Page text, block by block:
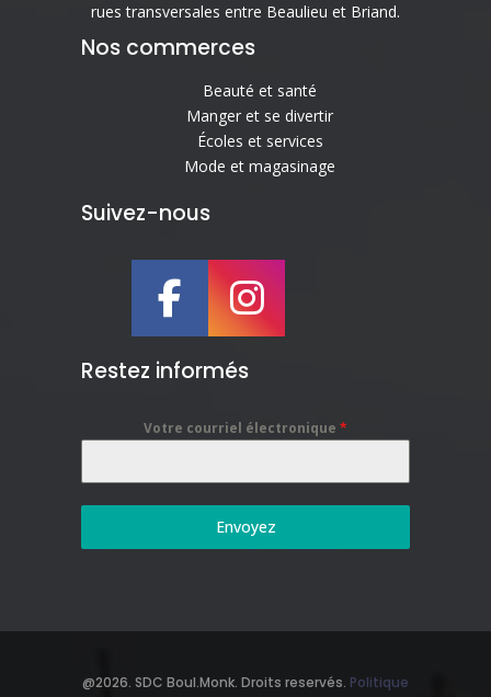
rues transversales entre Beaulieu et Briand.
Nos commerces
Beauté et santé
Manger et se divertir
Écoles et services
Mode et magasinage
Suivez-nous
Restez informés
Votre courriel électronique *
Envoyez
@2026. SDC Boul.Monk. Droits reservés. Politique